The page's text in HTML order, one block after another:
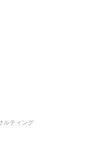
ルティング